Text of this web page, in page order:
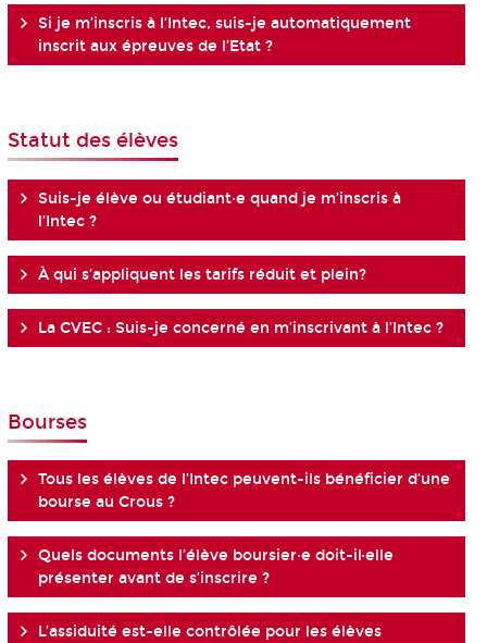
Si je m’inscris à l’Intec, suis-je automatiquement
inscrit aux épreuves de l’Etat ?
Statut des élèves
Suis-je élève ou étudiant·e quand je m’inscris à
l’Intec ?
À qui s’appliquent les tarifs réduit et plein?
La CVEC : Suis-je concerné en m’inscrivant à l’Intec ?
Bourses
Tous les élèves de l’Intec peuvent-ils bénéficier d’une
bourse au Crous ?
Quels documents l’élève boursier·e doit-il·elle
présenter avant de s’inscrire ?
L’assiduité est-elle contrôlée pour les élèves